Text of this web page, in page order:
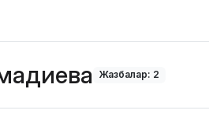
Жазбалар: 2